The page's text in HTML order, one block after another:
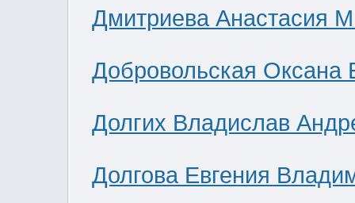
Дмитриева Анастасия
Добровольская Оксана
Долгих Владислав
Долгова Евгения